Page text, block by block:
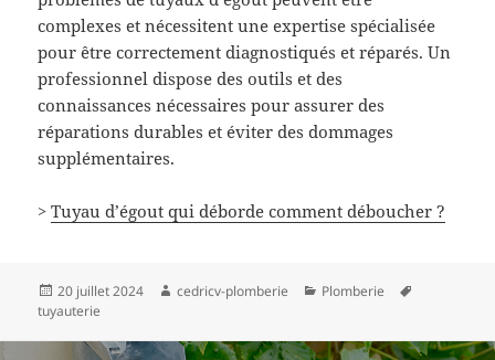
complexes et nécessitent une expertise spécialisée
pour être correctement diagnostiqués et réparés. Un
professionnel dispose des outils et des
connaissances nécessaires pour assurer des
réparations durables et éviter des dommages
supplémentaires.
>Tuyau d’égout qui déborde comment déboucher ?
Publié
le
20 juillet 2024 Auteur
cedricv-plomberie Catégories
Plomberie
tuyauterie
Navigation